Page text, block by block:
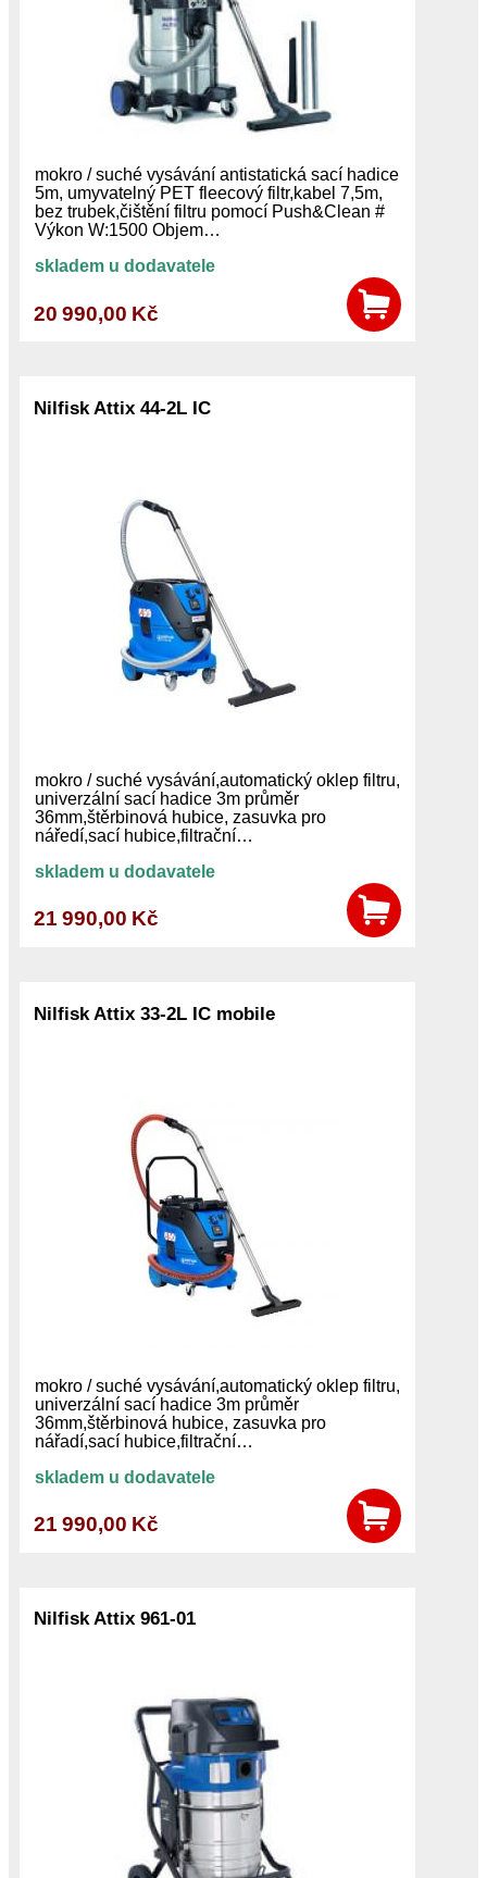
mokro / suché vysávání antistatická sací hadice
5m, umyvatelný PET fleecový filtr,kabel 7,5m,
bez trubek,čištění filtru pomocí Push&Clean #
Výkon W:1500 Objem…
skladem u dodavatele
20 990,00 Kč
Nilfisk Attix 44-2L IC
mokro / suché vysávání,automatický oklep filtru,
univerzální sací hadice 3m průměr
36mm,štěrbinová hubice, zasuvka pro
náředí,sací hubice,filtrační…
skladem u dodavatele
21 990,00 Kč
Nilfisk Attix 33-2L IC mobile
mokro / suché vysávání,automatický oklep filtru,
univerzální sací hadice 3m průměr
36mm,štěrbinová hubice, zasuvka pro
nářadí,sací hubice,filtrační…
skladem u dodavatele
21 990,00 Kč
Nilfisk Attix 961-01